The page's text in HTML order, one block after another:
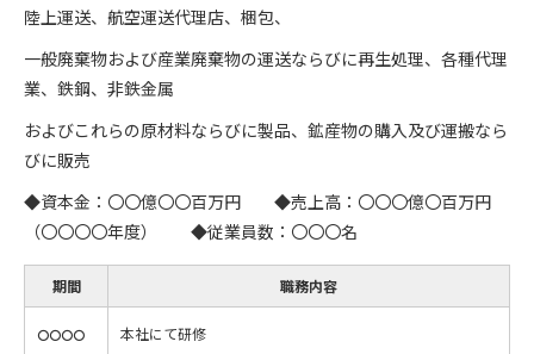
陸上運送、航空運送代理店、梱包、
一般廃棄物および産業廃棄物の運送ならびに再生処理、各種代理
業、鉄鋼、非鉄金属
およびこれらの原材料ならびに製品、鉱産物の購入及び運搬なら
びに販売
◆資本金：〇〇億〇〇百万円 ◆売上高：〇〇〇億〇百万円
（〇〇〇〇年度） ◆従業員数：〇〇〇名
期間 職務内容
〇〇〇〇
本社にて研修